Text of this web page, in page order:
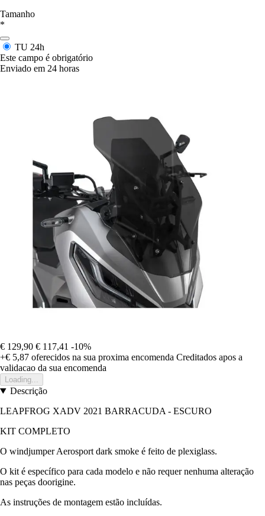
Tamanho
*
TU 24h
Este campo é obrigatório
Enviado em 24 horas
€ 129,90 € 117,41 -10%
+€ 5,87 oferecidos na sua proxima encomenda Creditados apos a
validacao da sua encomenda
Loading...
Descrição
LEAPFROG XADV 2021 BARRACUDA - ESCURO
KIT COMPLETO
O windjumper Aerosport dark smoke é feito de plexiglass.
O kit é específico para cada modelo e não requer nenhuma alteração
nas peças doorigine.
As instruções de montagem estão incluídas.